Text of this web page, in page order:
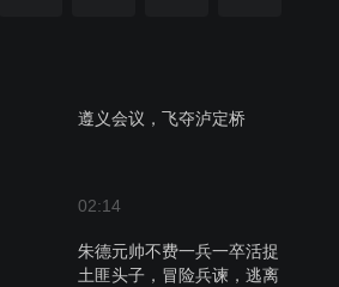
遵义会议，飞夺泸定桥
02:14
朱德元帅不费一兵一卒活捉
土匪头子，冒险兵谏，逃离